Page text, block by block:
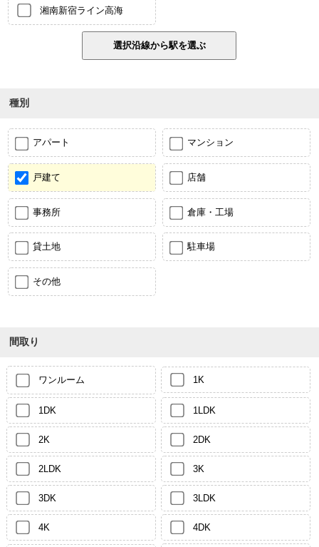
湘南新宿ライン高海
種別
アパート マンション
戸建て 店舗
事務所 倉庫・工場
貸土地 駐車場
その他
間取り
ワンルーム 1K
1DK 1LDK
2K 2DK
2LDK 3K
3DK 3LDK
4K 4DK